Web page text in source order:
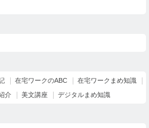
在宅ワークのABC
在宅ワークまめ知識
介 美文講座 デジタルまめ知識